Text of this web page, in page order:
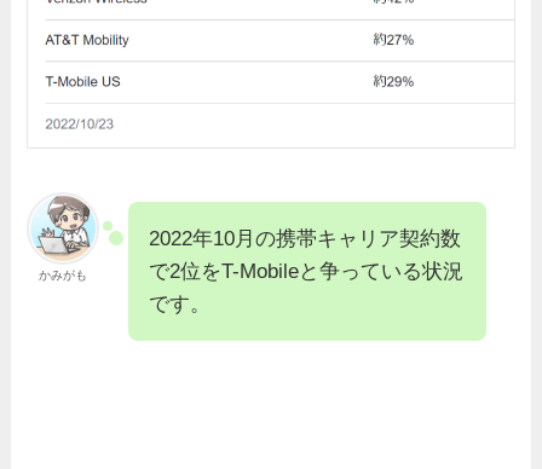
かみがも
2022年10月の携帯キャリア契約数
で2位をT-Mobileと争っている状況
です。